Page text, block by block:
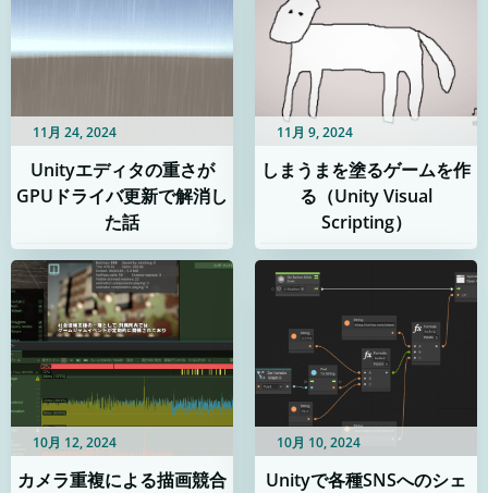
11月 24, 2024
Unityエディタの重さが
GPUドライバ更新で解消し
た話
11月 9, 2024
しまうまを塗るゲームを作
る（Unity Visual
Scripting）
10月 12, 2024
カメラ重複による描画競合
10月 10, 2024
Unityで各種SNSへのシェ